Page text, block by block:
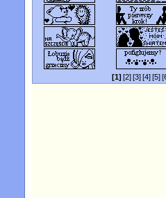
[1] [2] [3] [4] [5]